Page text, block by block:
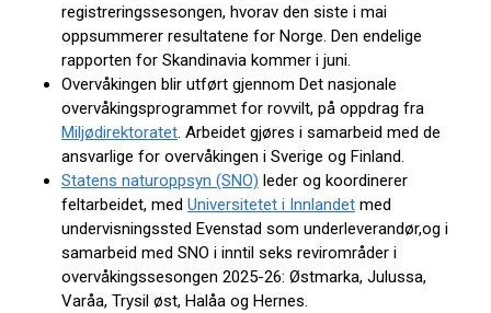
registreringssesongen, hvorav den siste i mai
oppsummerer resultatene for Norge. Den endelige
rapporten for Skandinavia kommer i juni.
Overvåkingen blir utført gjennom Det nasjonale
overvåkingsprogrammet for rovvilt, på oppdrag fra
Miljødirektoratet. Arbeidet gjøres i samarbeid med de
ansvarlige for overvåkingen i Sverige og Finland.
Statens naturoppsyn (SNO) leder og koordinerer
feltarbeidet, med Universitetet i Innlandet med
undervisningssted Evenstad som underleverandør,og i
samarbeid med SNO i inntil seks revirområder i
overvåkingssesongen 2025-26: Østmarka, Julussa,
Varåa, Trysil øst, Halåa og Hernes.